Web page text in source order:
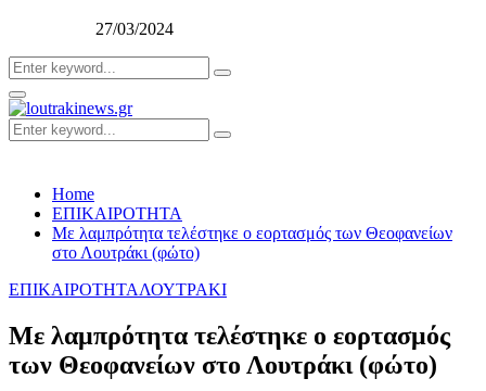
27/03/2024
Search
for:
Search
Primary
Menu
Search
for:
Search
Home
ΕΠΙΚΑΙΡΟΤΗΤΑ
Με λαμπρότητα τελέστηκε ο εορτασμός των Θεοφανείων
στο Λουτράκι (φώτo)
ΕΠΙΚΑΙΡΟΤΗΤΑΛΟΥΤΡΑΚΙ
Με λαμπρότητα τελέστηκε ο εορτασμός
των Θεοφανείων στο Λουτράκι (φώτo)